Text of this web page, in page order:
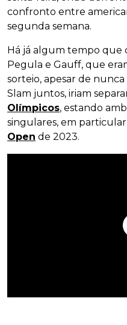
confronto entre
segunda semana.
Há já algum tempo que
Pegula e Gauff, que
sorteio, apesar de
Slam juntos, iriam
Olímpicos, estando
singulares, em
Open de 2023.